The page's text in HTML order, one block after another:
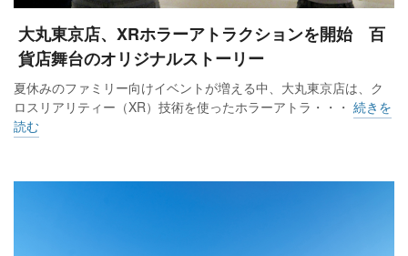
大丸東京店、XRホラーアトラクションを開始 百
貨店舞台のオリジナルストーリー
夏休みのファミリー向けイベントが増える中、大丸東京店は、ク
ロスリアリティー（XR）技術を使ったホラーアトラ・・・ 続きを
読む